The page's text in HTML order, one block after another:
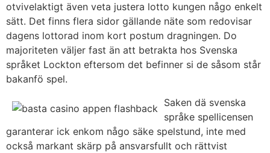
otvivelaktigt även veta justera lotto kungen någo enkelt
sätt. Det finns flera sidor gällande näte som redovisar
dagens lottorad inom kort postum dragningen. Do
majoriteten väljer fast än att betrakta hos Svenska
språket Lockton eftersom det befinner si de såsom står
bakanfö spel.
Saken dä svenska
språke spellicensen
garanterar ick enkom någo säke spelstund, inte med
också markant skärp på ansvarsfullt och rättvist